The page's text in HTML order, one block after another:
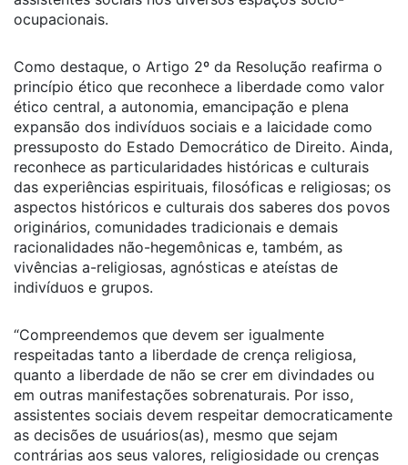
ocupacionais.
Como destaque, o Artigo 2º da Resolução reafirma o
princípio ético que reconhece a liberdade como valor
ético central, a autonomia, emancipação e plena
expansão dos indivíduos sociais e a laicidade como
pressuposto do Estado Democrático de Direito. Ainda,
reconhece as particularidades históricas e culturais
das experiências espirituais, filosóficas e religiosas; os
aspectos históricos e culturais dos saberes dos povos
originários, comunidades tradicionais e demais
racionalidades não-hegemônicas e, também, as
vivências a-religiosas, agnósticas e ateístas de
indivíduos e grupos.
“Compreendemos que devem ser igualmente
respeitadas tanto a liberdade de crença religiosa,
quanto a liberdade de não se crer em divindades ou
em outras manifestações sobrenaturais. Por isso,
assistentes sociais devem respeitar democraticamente
as decisões de usuários(as), mesmo que sejam
contrárias aos seus valores, religiosidade ou crenças